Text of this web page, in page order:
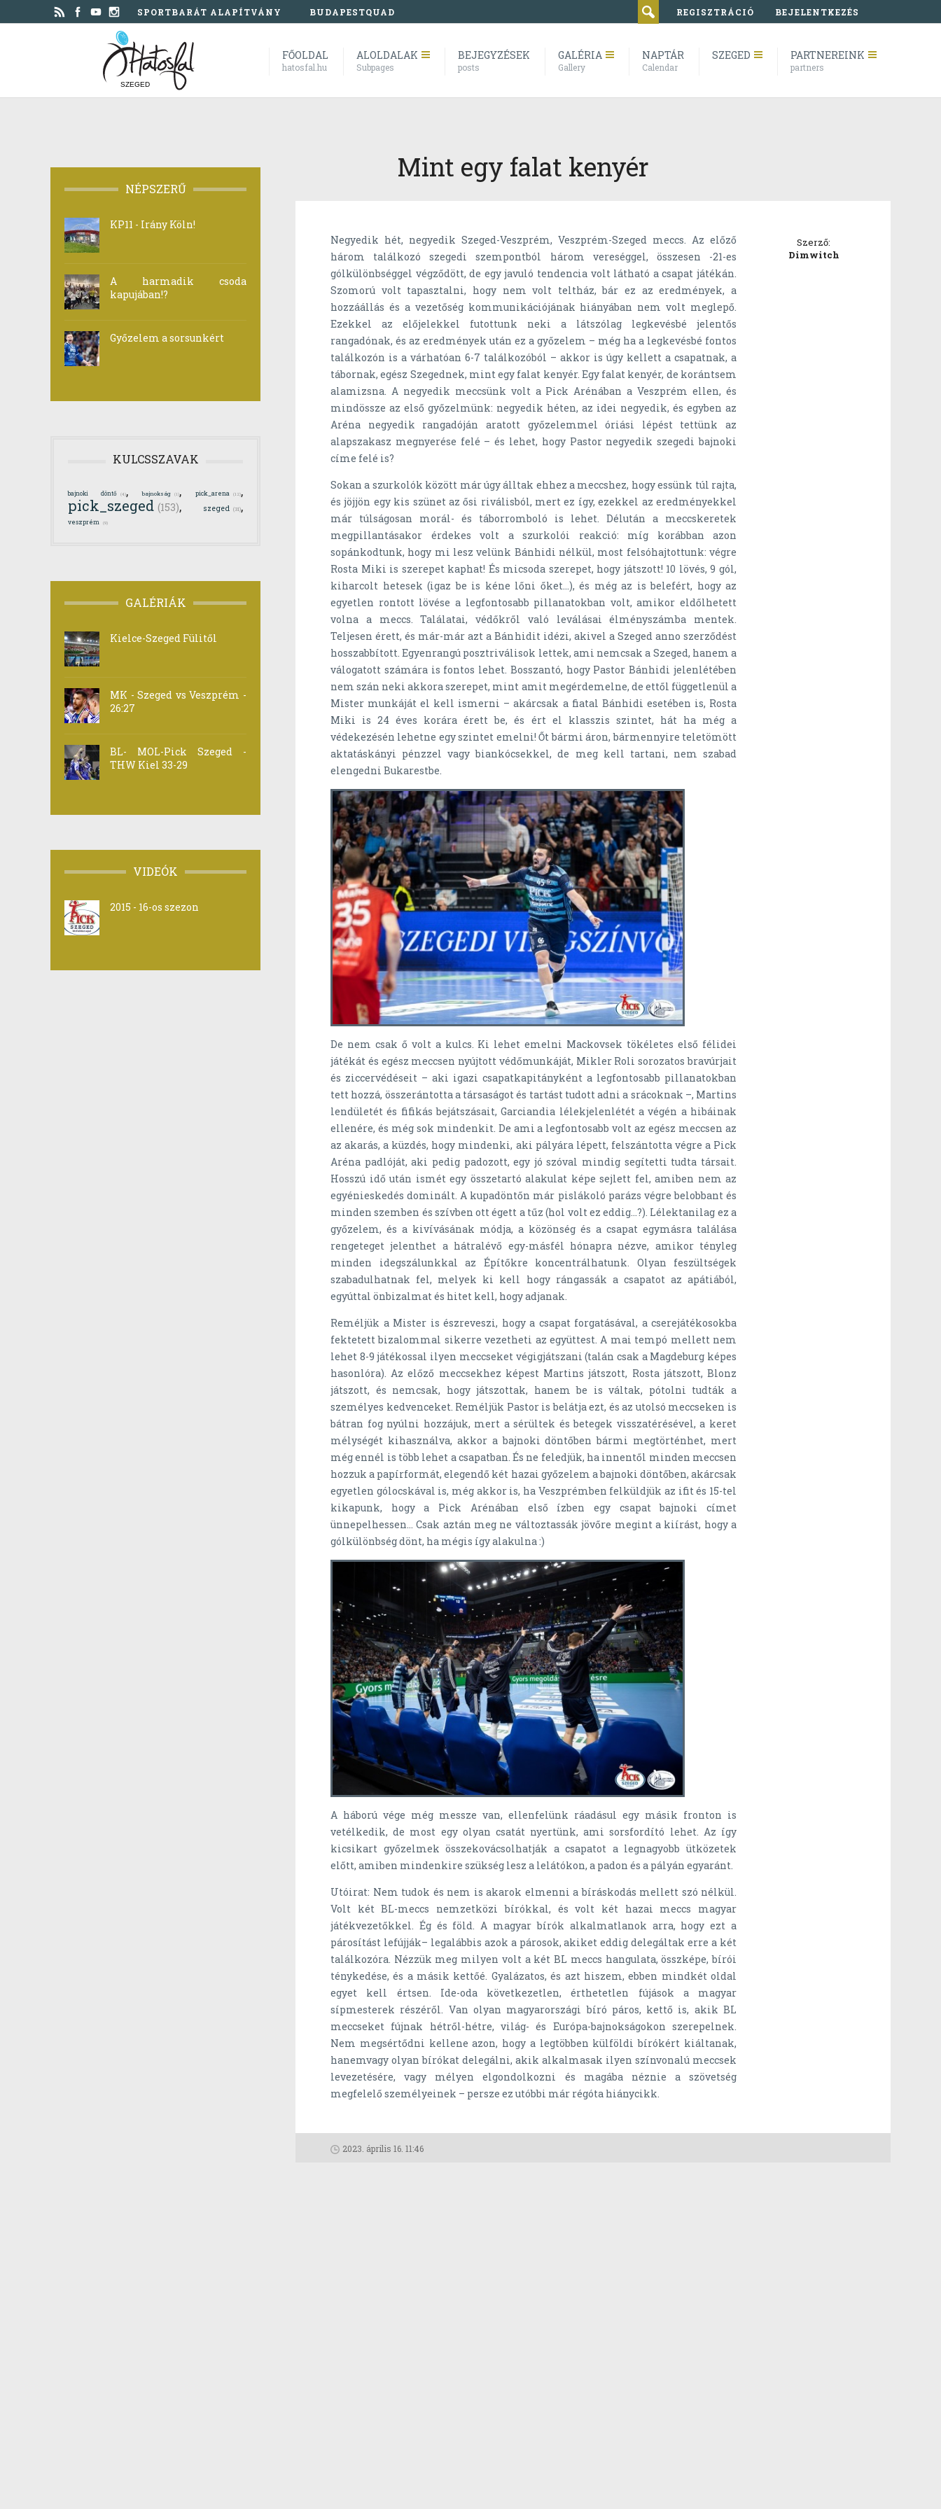
SPORTBARÁT ALAPÍTVÁNY BUDAPESTQUAD REGISZTRÁCIÓ BEJELENTKEZÉS
SZEGED
FŐOLDAL
hatosfal.hu
ALOLDALAK
Subpages
BEJEGYZÉSEK
posts
GALÉRIA
Gallery
NAPTÁR
Calendar
SZEGED PARTNEREINK
partners
Mint egy falat kenyér
Negyedik hét, negyedik Szeged-Veszprém, Veszprém-Szeged meccs. Az előző
három találkozó szegedi szempontból három vereséggel, összesen -21-es
gólkülönbséggel végződött, de egy javuló tendencia volt látható a csapat játékán.
Szomorú volt tapasztalni, hogy nem volt teltház, bár ez az eredmények, a
hozzáállás és a vezetőség kommunikációjának hiányában nem volt meglepő.
Ezekkel az előjelekkel futottunk neki a látszólag legkevésbé jelentős
rangadónak, és az eredmények után ez a győzelem – még ha a legkevésbé fontos
találkozón is a várhatóan 6-7 találkozóból – akkor is úgy kellett a csapatnak, a
tábornak, egész Szegednek, mint egy falat kenyér. Egy falat kenyér, de korántsem
alamizsna. A negyedik meccsünk volt a Pick Arénában a Veszprém ellen, és
mindössze az első győzelmünk: negyedik héten, az idei negyedik, és egyben az
Aréna negyedik rangadóján aratott győzelemmel óriási lépést tettünk az
alapszakasz megnyerése felé – és lehet, hogy Pastor negyedik szegedi bajnoki
címe felé is?
Sokan a szurkolók között már úgy álltak ehhez a meccshez, hogy essünk túl rajta,
és jöjjön egy kis szünet az ősi riválisból, mert ez így, ezekkel az eredményekkel
már túlságosan morál- és táborromboló is lehet. Délután a meccskeretek
megpillantásakor érdekes volt a szurkolói reakció: míg korábban azon
sopánkodtunk, hogy mi lesz velünk Bánhidi nélkül, most felsóhajtottunk: végre
Rosta Miki is szerepet kaphat! És micsoda szerepet, hogy játszott! 10 lövés, 9 gól,
kiharcolt hetesek (igaz be is kéne lőni őket…), és még az is belefért, hogy az
egyetlen rontott lövése a legfontosabb pillanatokban volt, amikor eldőlhetett
volna a meccs. Találatai, védőkről való leválásai élményszámba mentek.
Teljesen érett, és már-már azt a Bánhidit idézi, akivel a Szeged anno szerződést
hosszabbított. Egyenrangú posztriválisok lettek, ami nemcsak a Szeged, hanem a
válogatott számára is fontos lehet. Bosszantó, hogy Pastor Bánhidi jelenlétében
nem szán neki akkora szerepet, mint amit megérdemelne, de ettől függetlenül a
Mister munkáját el kell ismerni – akárcsak a fiatal Bánhidi esetében is, Rosta
Miki is 24 éves korára érett be, és ért el klasszis szintet, hát ha még a
védekezésén lehetne egy szintet emelni! Őt bármi áron, bármennyire teletömött
aktatáskányi pénzzel vagy biankócsekkel, de meg kell tartani, nem szabad
elengedni Bukarestbe.
De nem csak ő volt a kulcs. Ki lehet emelni Mackovsek tökéletes első félidei
játékát és egész meccsen nyújtott védőmunkáját, Mikler Roli sorozatos bravúrjait
és ziccervédéseit – aki igazi csapatkapitányként a legfontosabb pillanatokban
tett hozzá, összerántotta a társaságot és tartást tudott adni a srácoknak –, Martins
lendületét és fifikás bejátszásait, Garciandia lélekjelenlétét a végén a hibáinak
ellenére, és még sok mindenkit. De ami a legfontosabb volt az egész meccsen az
az akarás, a küzdés, hogy mindenki, aki pályára lépett, felszántotta végre a Pick
Aréna padlóját, aki pedig padozott, egy jó szóval mindig segítetti tudta társait.
Hosszú idő után ismét egy összetartó alakulat képe sejlett fel, amiben nem az
egyénieskedés dominált. A kupadöntőn már pislákoló parázs végre belobbant és
minden szemben és szívben ott égett a tűz (hol volt ez eddig…?). Lélektanilag ez a
győzelem, és a kivívásának módja, a közönség és a csapat egymásra találása
rengeteget jelenthet a hátralévő egy-másfél hónapra nézve, amikor tényleg
minden idegszálunkkal az Építőkre koncentrálhatunk. Olyan feszültségek
szabadulhatnak fel, melyek ki kell hogy rángassák a csapatot az apátiából,
egyúttal önbizalmat és hitet kell, hogy adjanak.
Reméljük a Mister is észreveszi, hogy a csapat forgatásával, a cserejátékosokba
fektetett bizalommal sikerre vezetheti az együttest. A mai tempó mellett nem
lehet 8-9 játékossal ilyen meccseket végigjátszani (talán csak a Magdeburg képes
hasonlóra). Az előző meccsekhez képest Martins játszott, Rosta játszott, Blonz
játszott, és nemcsak, hogy játszottak, hanem be is váltak, pótolni tudták a
személyes kedvenceket. Reméljük Pastor is belátja ezt, és az utolsó meccseken is
bátran fog nyúlni hozzájuk, mert a sérültek és betegek visszatérésével, a keret
mélységét kihasználva, akkor a bajnoki döntőben bármi megtörténhet, mert
még ennél is több lehet a csapatban. És ne feledjük, ha innentől minden meccsen
hozzuk a papírformát, elegendő két hazai győzelem a bajnoki döntőben, akárcsak
egyetlen gólocskával is, még akkor is, ha Veszprémben felküldjük az ifit és 15-tel
kikapunk, hogy a Pick Arénában első ízben egy csapat bajnoki címet
ünnepelhessen… Csak aztán meg ne változtassák jövőre megint a kiírást, hogy a
gólkülönbség dönt, ha mégis így alakulna :)
A háború vége még messze van, ellenfelünk ráadásul egy másik fronton is
vetélkedik, de most egy olyan csatát nyertünk, ami sorsfordító lehet. Az így
kicsikart győzelmek összekovácsolhatják a csapatot a legnagyobb ütközetek
előtt, amiben mindenkire szükség lesz a lelátókon, a padon és a pályán egyaránt.
Utóirat: Nem tudok és nem is akarok elmenni a bíráskodás mellett szó nélkül.
Volt két BL-meccs nemzetközi bírókkal, és volt két hazai meccs magyar
játékvezetőkkel. Ég és föld. A magyar bírók alkalmatlanok arra, hogy ezt a
párosítást lefújják– legalábbis azok a párosok, akiket eddig delegáltak erre a két
találkozóra. Nézzük meg milyen volt a két BL meccs hangulata, összképe, bírói
ténykedése, és a másik kettőé. Gyalázatos, és azt hiszem, ebben mindkét oldal
egyet kell értsen. Ide-oda következetlen, érthetetlen fújások a magyar
sípmesterek részéről. Van olyan magyarországi bíró páros, kettő is, akik BL
meccseket fújnak hétről-hétre, világ- és Európa-bajnokságokon szerepelnek.
Nem megsértődni kellene azon, hogy a legtöbben külföldi bírókért kiáltanak,
hanemvagy olyan bírókat delegálni, akik alkalmasak ilyen színvonalú meccsek
levezetésére, vagy mélyen elgondolkozni és magába néznie a szövetség
megfelelő személyeinek – persze ez utóbbi már régóta hiánycikk.
Szerző:
Dimwitch
2023. április 16. 11:46
NÉPSZERŰ
KP11 - Irány Köln!
A harmadik csoda
kapujában!?
Győzelem a sorsunkért
KULCSSZAVAK
bajnoki döntő (4),bajnokság (1), pick_arena (12),
pick_szeged (153), szeged (31),
veszprém (9)
GALÉRIÁK
Kielce-Szeged Fülitől
MK - Szeged vs Veszprém -
26:27
BL- MOL-Pick Szeged -
THW Kiel 33-29
VIDEÓK
2015 - 16-os szezon